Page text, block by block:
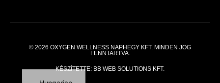
© 2026 OXYGEN WELLNESS NAPHEGY KFT. MINDEN JOG
FENNTARTVA.
KÉSZÍTETTE: BB WEB SOLUTIONS KFT.
English